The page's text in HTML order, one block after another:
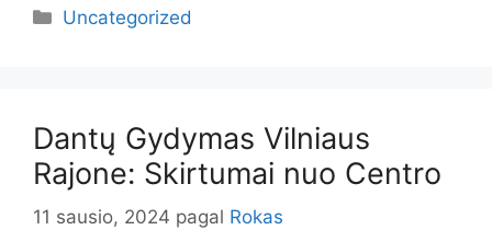
Kategorijos
Uncategorized
Dantų Gydymas Vilniaus
Rajone: Skirtumai nuo Centro
11 sausio, 2024 pagal Rokas